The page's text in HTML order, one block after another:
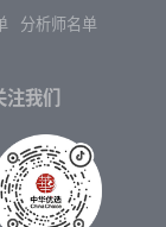
分析师名单
注我们